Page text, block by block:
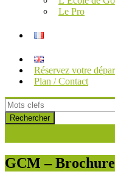
Le Pro
Réservez votre
Plan / Contact
GCM –